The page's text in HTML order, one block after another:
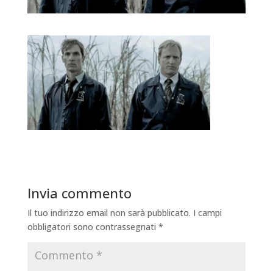
Invia commento
Il tuo indirizzo email non sarà pubblicato. I campi
obbligatori sono contrassegnati *